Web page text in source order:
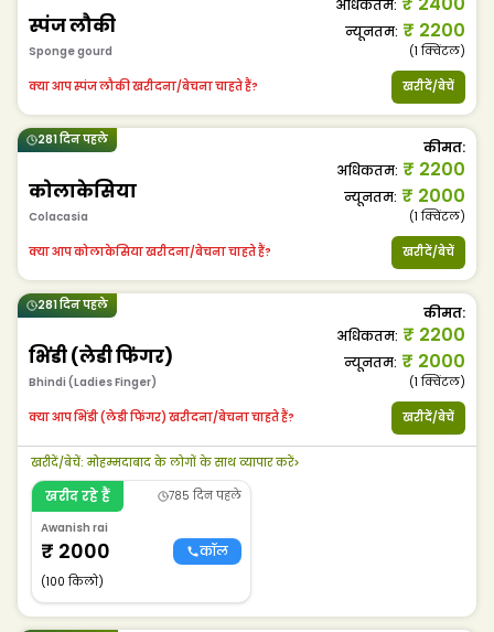
स्पंज लौकी
Sponge gourd
अधिकतम:
न्यूनतम: ₹ 2200
(1क्विंटल)
क्या आप स्पंज लौकी खरीदना/बेचना चाहते हैं? खरीदें/बेचें
281 दिन पहले
कोलाकेसिया
Colacasia
कीमत:
अधिकतम: ₹ 2200
न्यूनतम: ₹ 2000
(1क्विंटल)
क्या आप कोलाकेसिया खरीदना/बेचना चाहते हैं? खरीदें/बेचें
281 दिन पहले
भिंडी (लेडी फिंगर)
Bhindi (Ladies Finger)
कीमत:
अधिकतम: ₹ 2200
न्यूनतम: ₹ 2000
(1क्विंटल)
क्या आप भिंडी (लेडी फिंगर) खरीदना/बेचना चाहते हैं? खरीदें/बेचें
खरीदें/बेचें: मोहम्मदाबाद के लोगों के साथ व्यापार करें>
खरीद रहे हैं
785 दिन पहले
Awanish rai
₹ 2000 कॉल
(100 किलो)